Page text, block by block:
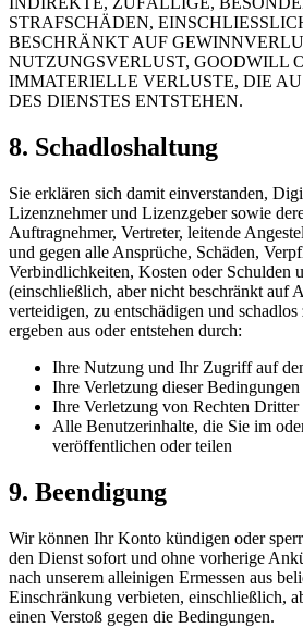
STRAFSCHÄDEN,
BESCHRÄNKT AUF
NUTZUNGSVERLUST, GOODWILL
IMMATERIELLE VERLUSTE, DIE
DES DIENSTES ENTSTEHEN.
8. Schadloshaltung
Sie erklären sich damit einverstanden,
Lizenznehmer und Lizenzgeber sowie
Auftragnehmer, Vertreter, leitende
und gegen alle Ansprüche, Schäden,
Verbindlichkeiten, Kosten oder Schulden
(einschließlich, aber nicht beschränkt auf
verteidigen, zu entschädigen und
ergeben aus oder entstehen durch:
Ihre Nutzung und Ihr Zugriff auf
Ihre Verletzung dieser Bedingungen
Ihre Verletzung von Rechten Dritter
Alle Benutzerinhalte, die Sie im
veröffentlichen oder teilen
9. Beendigung
Wir können Ihr Konto kündigen oder
den Dienst sofort und ohne vorherige
nach unserem alleinigen Ermessen aus
Einschränkung verbieten, einschließlich,
einen Verstoß gegen die Bedingungen.